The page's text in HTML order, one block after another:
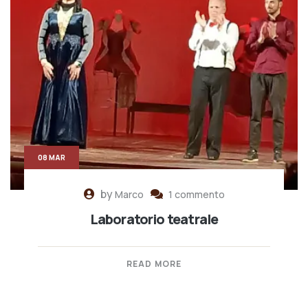
byMarco 1 commento
Laboratorio teatrale
READ MORE
08 MAR